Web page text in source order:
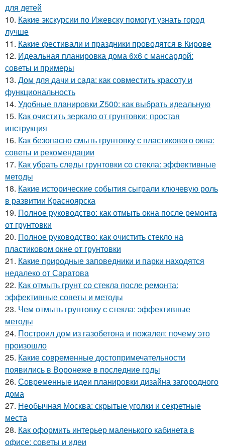
для детей
10. Какие экскурсии по Ижевску помогут узнать город
лучше
11. Какие фестивали и праздники проводятся в Кирове
12. Идеальная планировка дома 6х6 с мансардой:
советы и примеры
13. Дом для дачи и сада: как совместить красоту и
функциональность
14. Удобные планировки Z500: как выбрать идеальную
15. Как очистить зеркало от грунтовки: простая
инструкция
16. Как безопасно смыть грунтовку с пластикового окна:
советы и рекомендации
17. Как убрать следы грунтовки со стекла: эффективные
методы
18. Какие исторические события сыграли ключевую роль
в развитии Красноярска
19. Полное руководство: как отмыть окна после ремонта
от грунтовки
20. Полное руководство: как очистить стекло на
пластиковом окне от грунтовки
21. Какие природные заповедники и парки находятся
недалеко от Саратова
22. Как отмыть грунт со стекла после ремонта:
эффективные советы и методы
23. Чем отмыть грунтовку с стекла: эффективные
методы
24. Построил дом из газобетона и пожалел: почему это
произошло
25. Какие современные достопримечательности
появились в Воронеже в последние годы
26. Современные идеи планировки дизайна загородного
дома
27. Необычная Москва: скрытые уголки и секретные
места
28. Как оформить интерьер маленького кабинета в
офисе: советы и идеи